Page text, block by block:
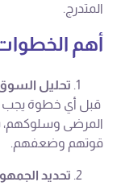
المتدرج.
أهم
تحليل
قبل أي خطوة يجب
المرضى وسلوكهم،
قوتهم وضعفهم.
تحديد